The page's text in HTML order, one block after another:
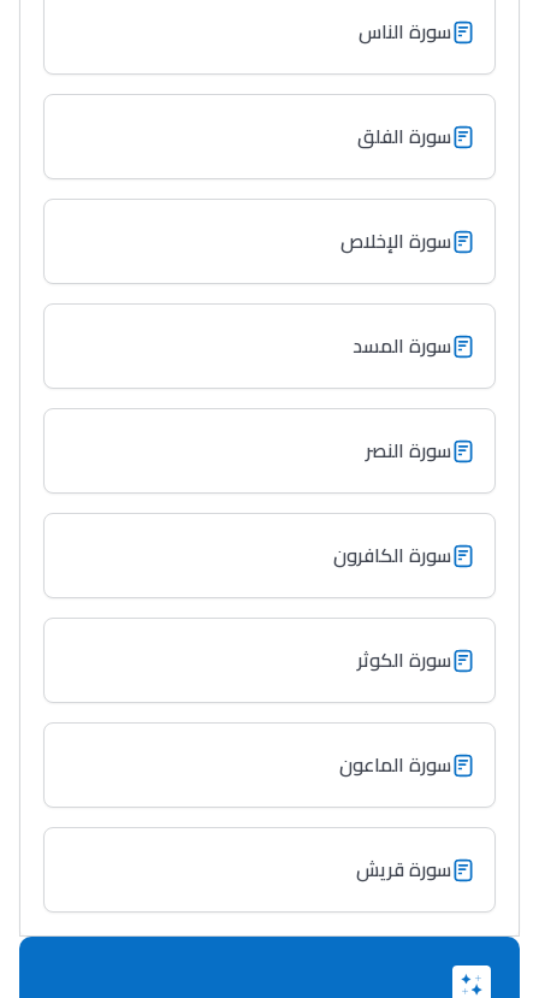
Lycée Maroc
Collège au Maroc
Post-Bac
Interviews/Vidéos
سورة الناس
سورة الفلق
سورة الإخلاص
سورة المسد
سورة النصر
سورة الكافرون
سورة الكوثر
سورة الماعون
سورة قريش